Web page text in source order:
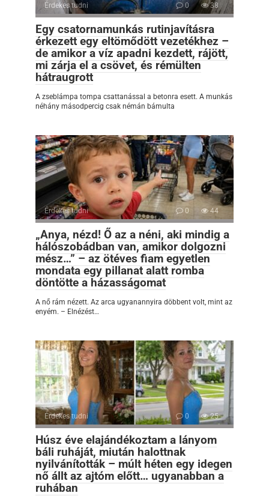
Érdekes tudni 0 38
Egy csatornamunkás rutinjavításra
érkezett egy eltömődött vezetékhez –
de amikor a víz apadni kezdett, rájött,
mi zárja el a csövet, és rémülten
hátraugrott
A zseblámpa tompa csattanással a betonra esett. A munkás
néhány másodpercig csak némán bámulta
Érdekes tudni 0 44
„Anya, nézd! Ő az a néni, aki mindig a
hálószobádban van, amikor dolgozni
mész…” – az ötéves fiam egyetlen
mondata egy pillanat alatt romba
döntötte a házasságomat
A nő rám nézett. Az arca ugyanannyira döbbent volt, mint az
enyém. – Elnézést…
Érdekes tudni 0 25
Húsz éve elajándékoztam a lányom
báli ruháját, miután halottnak
nyilvánították – múlt héten egy idegen
nő állt az ajtóm előtt… ugyanabban a
ruhában